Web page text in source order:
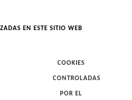
EN ESTE SITIO WEB
COOKIES
CONTROLADAS
POR EL